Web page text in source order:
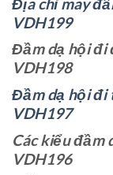
VDH199
Đầm dạ hội đi
VDH198
Đầm dạ hội đi
VDH197
Các kiểu đầm
VDH196